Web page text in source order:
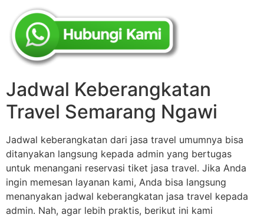
Jadwal Keberangkatan
Travel Semarang Ngawi
Jadwal keberangkatan dari jasa travel umumnya bisa
ditanyakan langsung kepada admin yang bertugas
untuk menangani reservasi tiket jasa travel. Jika Anda
ingin memesan layanan kami, Anda bisa langsung
menanyakan jadwal keberangkatan jasa travel kepada
admin. Nah, agar lebih praktis, berikut ini kami